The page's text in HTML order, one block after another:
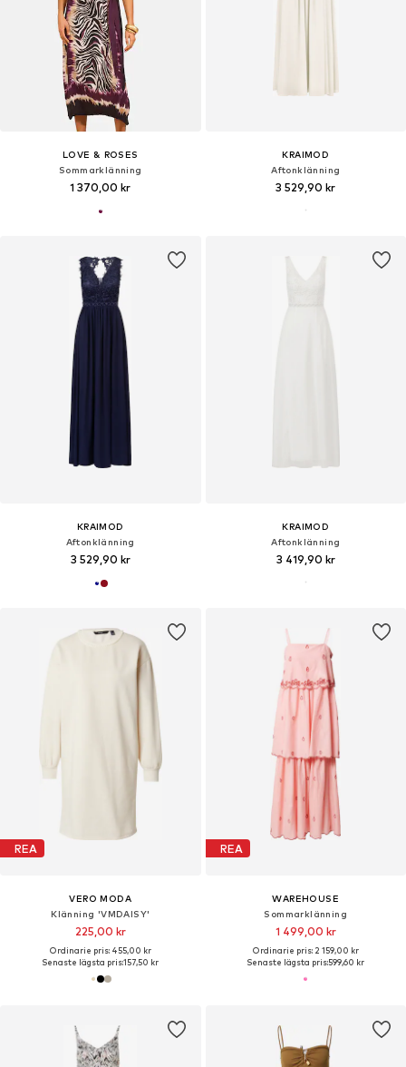
LOVE & ROSES
Sommarklänning
1 370,00 kr
KRAIMOD
Aftonklänning
3 529,90 kr
KRAIMOD
Aftonklänning
3 529,90 kr
KRAIMOD
Aftonklänning
3 419,90 kr
REA
VERO MODA
Klänning 'VMDAISY'
225,00 kr
Ordinarie pris: 455,00 kr
Senaste lägsta pris:157,50 kr
REA
WAREHOUSE
Sommarklänning
1 499,00 kr
Ordinarie pris: 2 159,00 kr
Senaste lägsta pris:599,60 kr